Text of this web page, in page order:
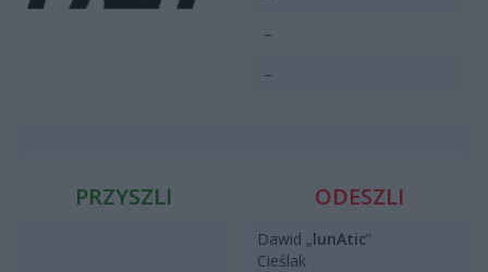
–
–
PRZYSZLI ODESZLI
Dawid „lunAtic”
Cieślak